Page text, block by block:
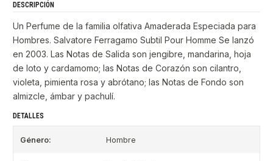
DESCRIPCIÓN
Un Perfume de la familia olfativa Amaderada Especiada para
Hombres. Salvatore Ferragamo Subtil Pour Homme Se lanzó
en 2003. Las Notas de Salida son jengibre, mandarina, hoja
de loto y cardamomo; las Notas de Corazón son cilantro,
violeta, pimienta rosa y abrótano; las Notas de Fondo son
almizcle, ámbar y pachulí.
DETALLES
Género: Hombre